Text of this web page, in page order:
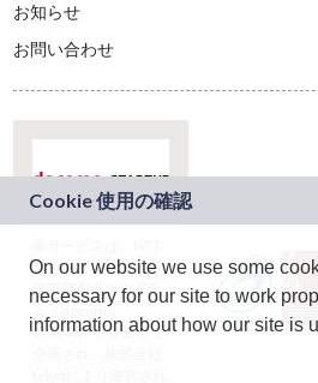
お知らせ
お問い合わせ
ドコモグループの新
規事業創出プログラ
ム「docomo
STARTUP」を通じて
On our website we use some
necessary for our site to work
information about how our site is